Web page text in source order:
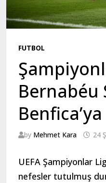
FUTBOL
Bernabéu
by Mehmet Kara 24
UEFA Şampiyonlar
nefesler tutulmuş